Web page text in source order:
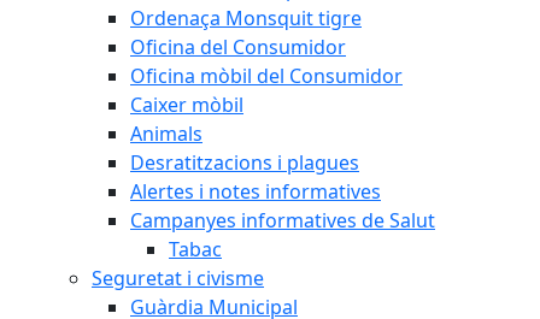
Ordenaça Monsquit tigre
Oficina del Consumidor
Oficina mòbil del Consumidor
Caixer mòbil
Animals
Desratitzacions i plagues
Alertes i notes informatives
Campanyes informatives de Salut
Tabac
Seguretat i civisme
Guàrdia Municipal